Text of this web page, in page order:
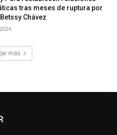
tras meses de ruptura por
Chávez
más